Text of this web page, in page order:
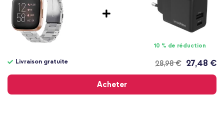
10 % de réduction
28,98 €
Livraison gratuite 27,48 €
Acheter
gratuite